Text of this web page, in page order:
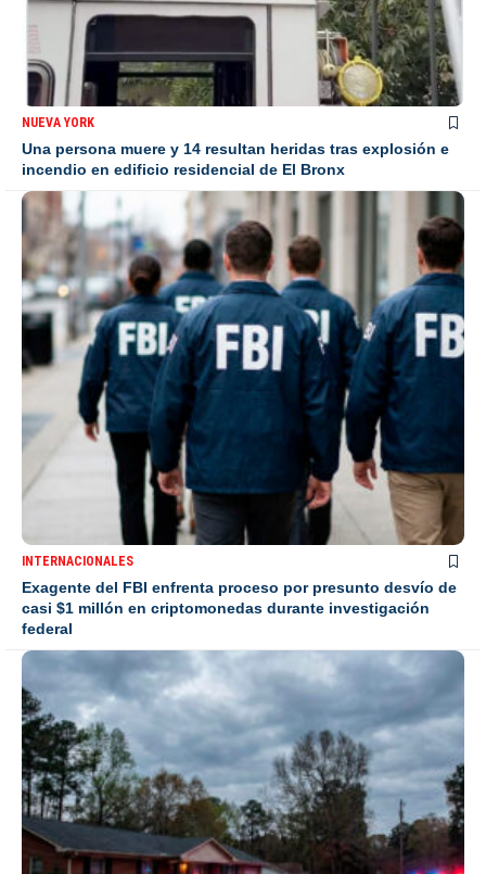
NUEVA YORK
Una persona muere y 14 resultan heridas tras explosión e
incendio en edificio residencial de El Bronx
INTERNACIONALES
Exagente del FBI enfrenta proceso por presunto desvío de
casi $1 millón en criptomonedas durante investigación
federal